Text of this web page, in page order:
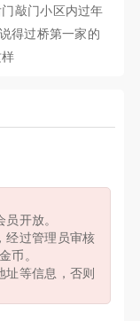
敲门小区内过年
得过桥第一家的
开放。
经过管理员审核
币。
址等信息，否则